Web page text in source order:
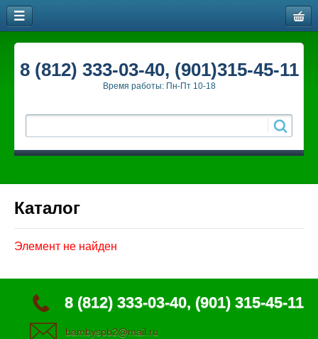
8 (812) 333-03-40, (901)315-45-11
Время работы: Пн-Пт 10-18
Каталог
Элемент не найден
8 (812) 333-03-40, (901) 315-45-11
bambyspb2@mail.ru